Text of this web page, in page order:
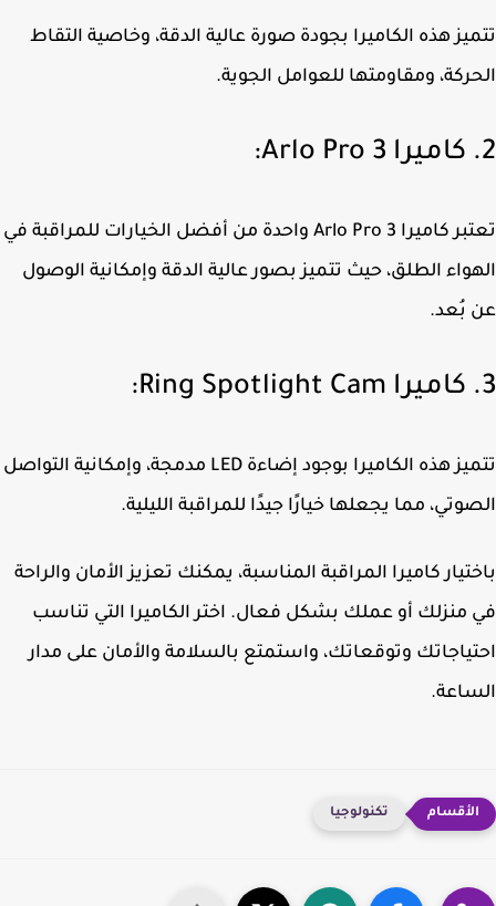
هذه الكاميرا بجودة صورة عالية الدقة، وخاصية التقاط
ومقاومتها للعوامل الجوية.
تعتبر كاميرا Arlo Pro 3 واحدة من أفضل الخيارات للمراقبة في
الطلق، حيث تتميز بصور عالية الدقة وإمكانية الوصول
بُعد.
تتميز هذه الكاميرا بوجود إضاءة LED مدمجة، وإمكانية التواصل
مما يجعلها خيارًا جيدًا للمراقبة الليلية.
كاميرا المراقبة المناسبة، يمكنك تعزيز الأمان والراحة
منزلك أو عملك بشكل فعال. اختر الكاميرا التي تناسب
وتوقعاتك، واستمتع بالسلامة والأمان على مدار
تكنولوجيا